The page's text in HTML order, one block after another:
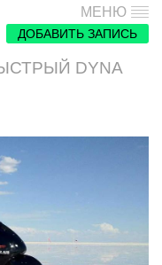
МЕНЮ
ДОБАВИТЬ ЗАПИСЬ
DYNA